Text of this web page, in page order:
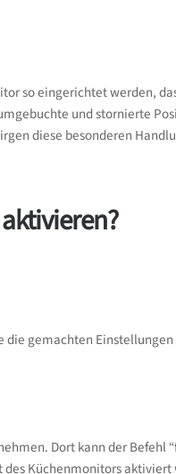
so eingerichtet werden,
und stornierte
diese besonderen
gemachten
Dort kann der Befehl
Küchenmonitors aktiviert